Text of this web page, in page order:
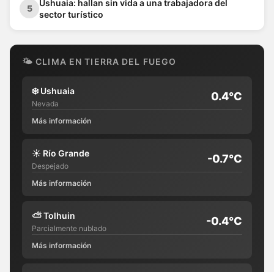
5
Ushuaia: hallan sin vida a una trabajadora del
sector turístico
🌤 CLIMA EN TIERRA DEL FUEGO
❄️ Ushuaia
Nevada
0.4°C
Más información
☀️ Río Grande
Despejado
-0.7°C
Más información
⛅Tolhuin
Parcialmente nublado
-0.4°C
Más información